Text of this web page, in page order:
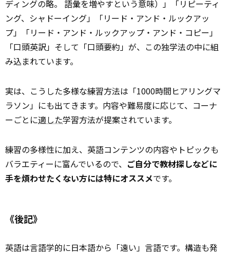
ディングの略。 語彙を増やすという意味）」「リピーティ
ング、シャドーイング」「リード・アンド・ルックアッ
プ」「リード・アンド・ルックアップ・アンド・コピー」
「口頭英訳」そして「口頭要約」が、この独学法の中に組
み込まれています。
実は、こうした多様な練習方法は「1000時間ヒアリングマ
ラソン」にも出てきます。内容や難易度に応じて、コーナ
ーごとに適した学習方法が提案されています。
練習の多様性に加え、英語コンテンツの内容やトピックも
バラエティーに富んでいるので、 ご自分で教材探しなどに
手を煩わせたくない方には特にオススメです。
《後記》
英語は言語学的に日本語から「遠い」言語です。構造も発